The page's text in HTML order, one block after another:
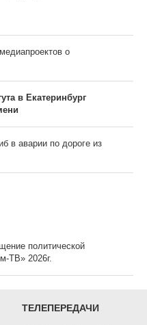
о
в Екатеринбург
в аварии по дороге из
политической
ТВ» 2026г.
ТЕЛЕПЕРЕДАЧИ